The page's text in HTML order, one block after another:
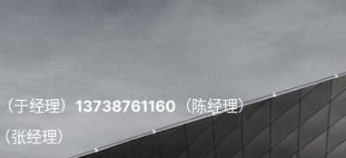
（于经理） 13738761160 （陈经理）
（张经理）